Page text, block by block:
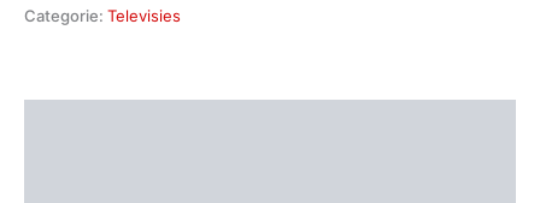
Categorie: Televisies